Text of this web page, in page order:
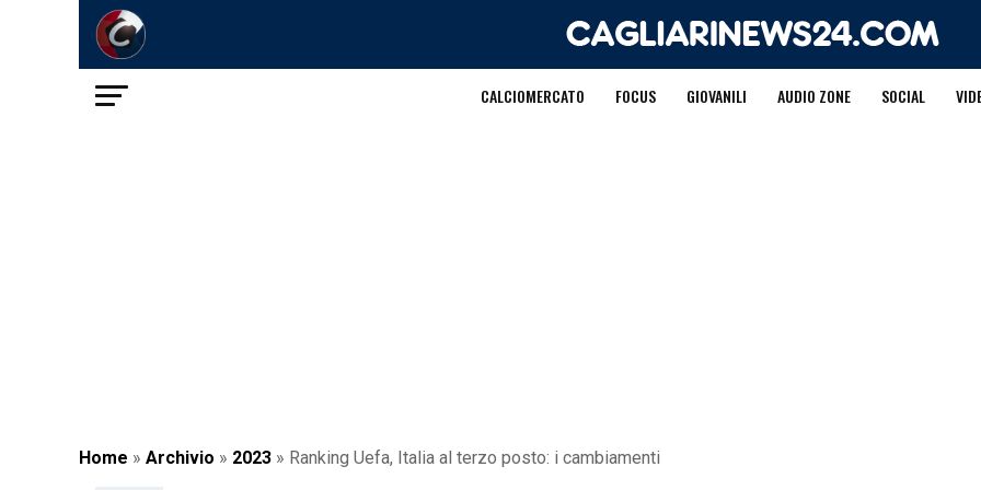
CALCIOMERCATO FOCUS GIOVANILI AUDIO ZONE SOCIAL
Home » Archivio » 2023 » Ranking Uefa, Italia al terzo posto: i cambiamenti